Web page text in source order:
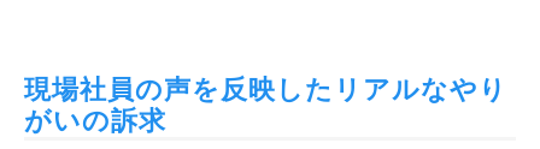
現場社員の声を反映したリアルなやり
がいの訴求